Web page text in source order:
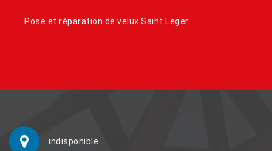
Pose et réparation de velux Saint Leger
indisponible